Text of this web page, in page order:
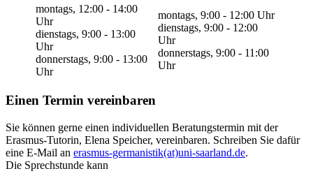
montags, 12:00 - 14:00
Uhr
dienstags, 9:00 - 13:00
Uhr
donnerstags, 9:00 - 13:00
Uhr
montags, 9:00 - 12:00 Uhr
dienstags, 9:00 - 12:00
Uhr
donnerstags, 9:00 - 11:00
Uhr
Einen Termin vereinbaren
Sie können gerne einen individuellen Beratungstermin mit der
Erasmus-Tutorin, Elena Speicher, vereinbaren. Schreiben Sie dafür
eine E-Mail an erasmus-germanistik(at)uni-saarland.de.
Die Sprechstunde kann